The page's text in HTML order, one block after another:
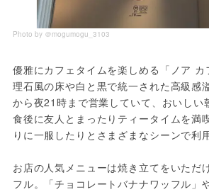
Photo by ＠mogumogu_3103
優雅にカフェタイムを楽しめる「ノア
理石風の床や白と黒で統一された高級感
から夜21時まで営業していて、おいしい
食後に友人とまったりティータイムを満
りに一服したりとさまざまなシーンで利
お店の人気メニューは焼き立てをいただ
フル。「チョコレートバナナワッフル」